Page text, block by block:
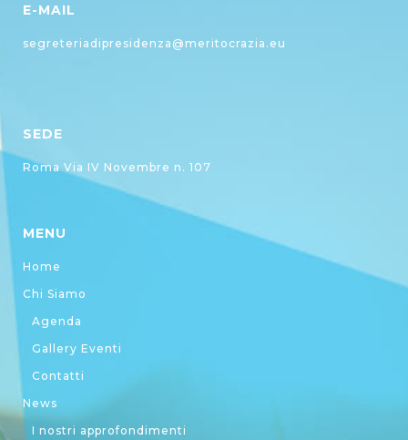
E-MAIL
segreteriadipresidenza@meritocrazia.eu
SEDE
Roma Via IV Novembre n. 107
MENU
Home
Chi Siamo
Agenda
Gallery Eventi
Contatti
News
I nostri approfondimenti